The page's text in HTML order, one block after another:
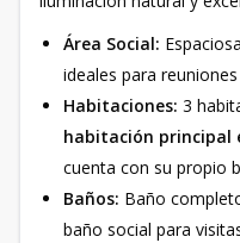
Área Social:
ideales para
Habitaciones: 3
habitación principal
cuenta con su propio
Baños: Baño
baño social para